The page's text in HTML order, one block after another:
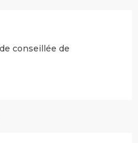
conseillée de